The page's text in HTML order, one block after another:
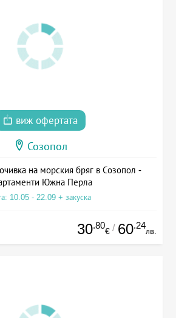
виж офертата
Созопол
на морския бряг в Созопол -
Южна Перла
10.05 - 22.09 + закуска
30.80
€ / 60.24
лв.